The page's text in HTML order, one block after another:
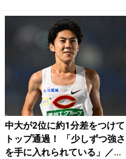
中大が2位に約1分差をつけて
トップ通過！ 「少しずつ強さ
を手に入れられている」／...